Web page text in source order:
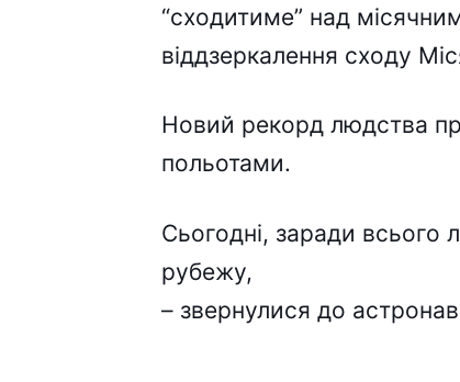
“сходитиме” над
віддзеркалення сходу
Новий рекорд людства
польотами.
Сьогодні, заради всього
рубежу,
– звернулися до